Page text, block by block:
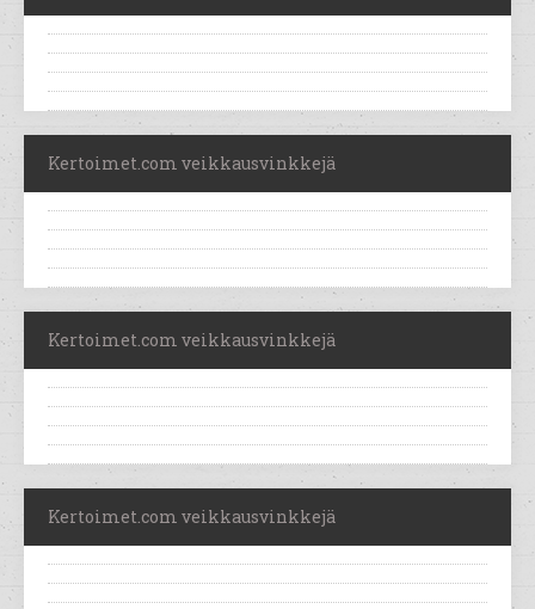
Kertoimet.com veikkausvinkkejä
Kertoimet.com veikkausvinkkejä
Kertoimet.com veikkausvinkkejä